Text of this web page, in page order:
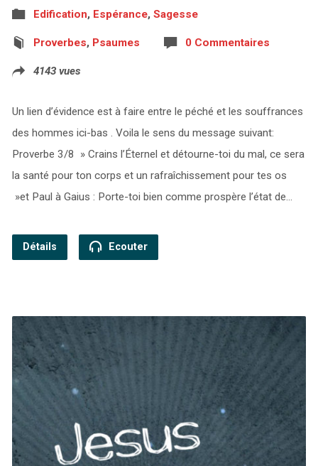
Edification, Espérance, Sagesse
Proverbes, Psaumes 0 Commentaires
4143 vues
Un lien d’évidence est à faire entre le péché et les souffrances
des hommes ici-bas . Voila le sens du message suivant:
Proverbe 3/8 » Crains l’Éternel et détourne-toi du mal, ce sera
la santé pour ton corps et un rafraîchissement pour tes os
»et Paul à Gaius : Porte-toi bien comme prospère l’état de…
Détails Ecouter